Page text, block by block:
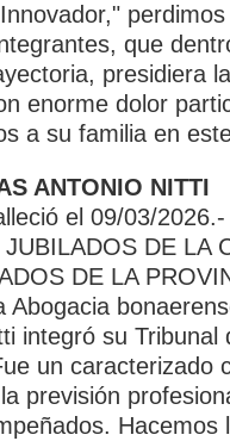
que
presidiera
enorme dolor
a su familia en
ANTONIO NITTI
el 09/03/
DE LA
DE LA
Abogacia
integró su
un caracterizado
previsión